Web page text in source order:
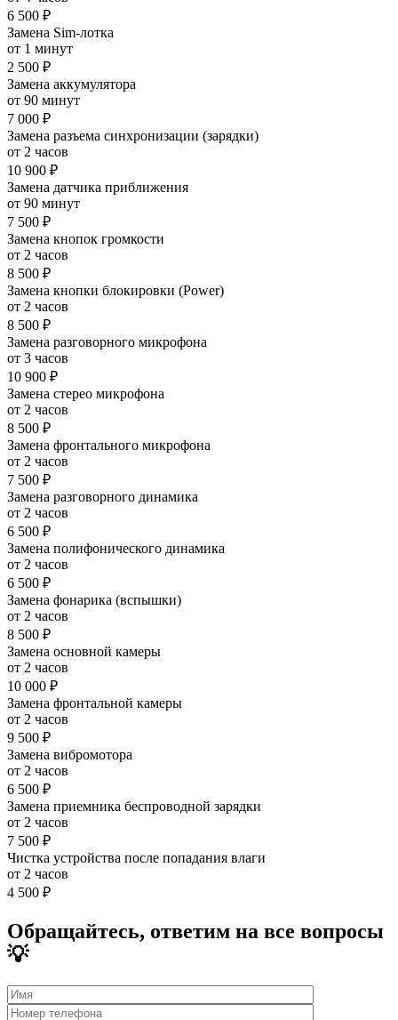
6 500 ₽
Замена Sim-лотка
от 1 минут
2 500 ₽
Замена аккумулятора
от 90 минут
7 000 ₽
Замена разъема синхронизации (зарядки)
от 2 часов
10 900 ₽
Замена датчика приближения
от 90 минут
7 500 ₽
Замена кнопок громкости
от 2 часов
8 500 ₽
Замена кнопки блокировки (Power)
от 2 часов
8 500 ₽
Замена разговорного микрофона
от 3 часов
10 900 ₽
Замена стерео микрофона
от 2 часов
8 500 ₽
Замена фронтального микрофона
от 2 часов
7 500 ₽
Замена разговорного динамика
от 2 часов
6 500 ₽
Замена полифонического динамика
от 2 часов
6 500 ₽
Замена фонарика (вспышки)
от 2 часов
8 500 ₽
Замена основной камеры
от 2 часов
10 000 ₽
Замена фронтальной камеры
от 2 часов
9 500 ₽
Замена вибромотора
от 2 часов
6 500 ₽
Замена приемника беспроводной зарядки
от 2 часов
7 500 ₽
Чистка устройства после попадания влаги
от 2 часов
4 500 ₽
Обращайтесь, ответим на все вопросы
💡